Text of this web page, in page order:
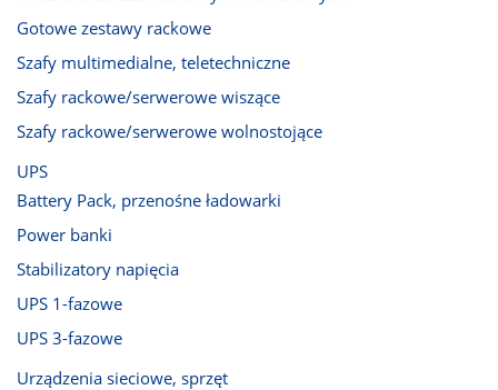
Gotowe zestawy rackowe
Szafy multimedialne, teletechniczne
Szafy rackowe/serwerowe wiszące
Szafy rackowe/serwerowe wolnostojące
UPS
Battery Pack, przenośne ładowarki
Power banki
Stabilizatory napięcia
UPS 1-fazowe
UPS 3-fazowe
Urządzenia sieciowe, sprzęt